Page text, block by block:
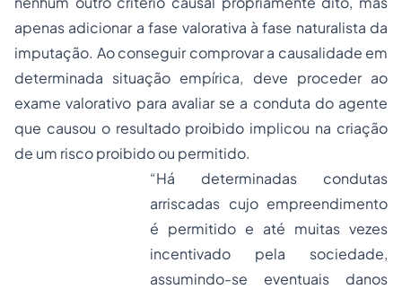
apenas adicionar a fase valorativa à fase naturalista da
imputação. Ao conseguir comprovar a causalidade em
determinada situação empírica, deve proceder ao
exame valorativo para avaliar se a conduta do agente
que causou o resultado proibido implicou na criação
de um risco proibido ou permitido.
“Há determinadas condutas
arriscadas cujo empreendimento
é permitido e até muitas vezes
incentivado pela sociedade,
assumindo-se eventuais danos